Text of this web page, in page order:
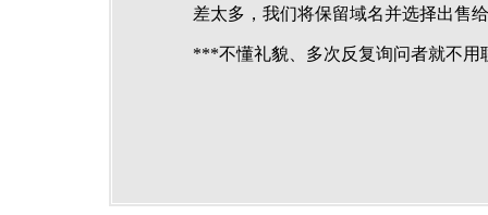
差太多，我们将保留域名并选择出售
***不懂礼貌、多次反复询问者就不用